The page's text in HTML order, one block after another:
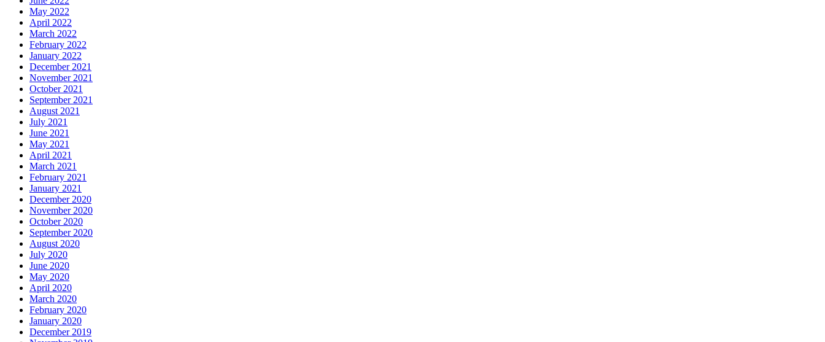
May 2022
April 2022
March 2022
February 2022
January 2022
December 2021
November 2021
October 2021
September 2021
August 2021
July 2021
June 2021
May 2021
April 2021
March 2021
February 2021
January 2021
December 2020
November 2020
October 2020
September 2020
August 2020
July 2020
June 2020
May 2020
April 2020
March 2020
February 2020
January 2020
December 2019